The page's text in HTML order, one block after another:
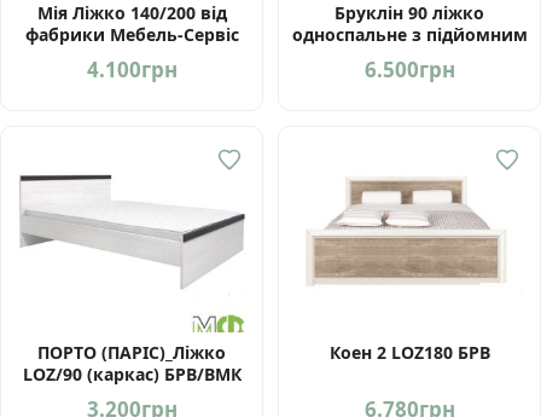
Мія Ліжко 140/200 від
фабрики Мебель-Сервіс
Україна
4.100грн
Бруклін 90 ліжко
односпальне з підйомним
механізмом від Мебель-
Сервіс Україна
6.500грн
ПОРТО (ПАРІС)_Ліжко
LOZ/90 (каркас) БРВ/ВМК
3.200грн
Коен 2 LOZ180 БРВ
6.780грн